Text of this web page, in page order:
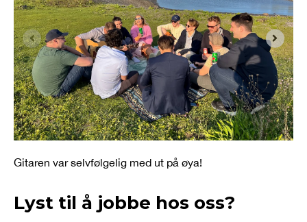
Gitaren var selvfølgelig med ut på øya!
Lyst til å jobbe hos oss?